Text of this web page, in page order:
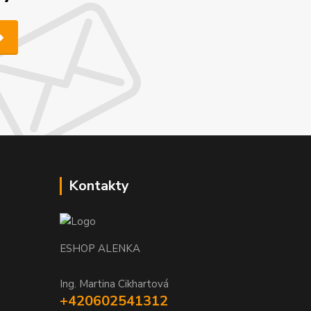
Kontakty
ESHOP ALENKA
Ing. Martina Cikhartová
+420602541312